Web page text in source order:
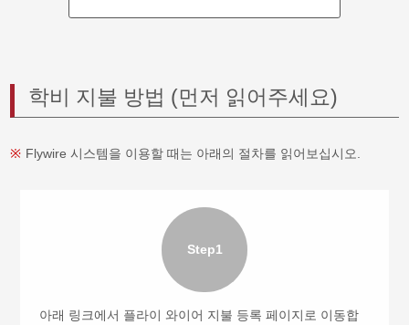
학비 지불 방법 (먼저 읽어주세요)
Flywire 시스템을 이용할 때는 아래의 절차를 읽어보십시오.
Step1
아래 링크에서 플라이 와이어 지불 등록 페이지로 이동합